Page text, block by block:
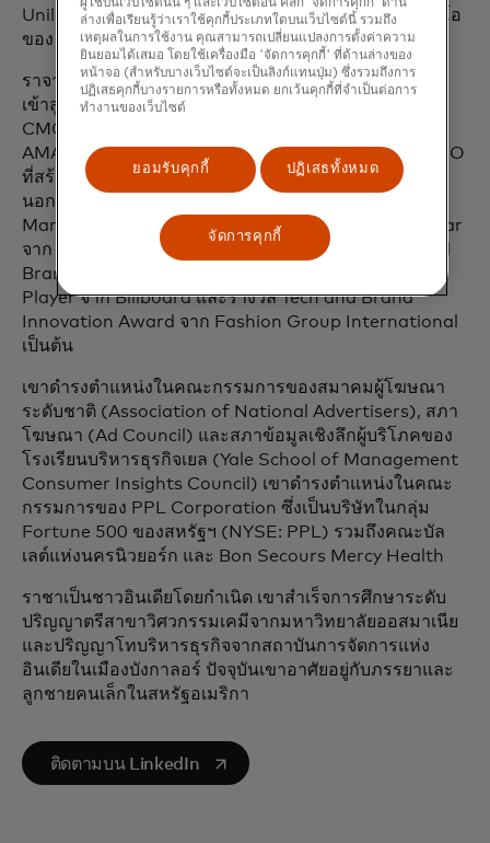
Unilever และ Citibank รวมถึงตำแหน่งประธานและซีอีโอ
ของ Diners Club North America
ราจาได้รับการยกย่องให้เป็นหนึ่งในผู้ที่ได้รับการบรรจุชื่อ
เข้าสู่หอเกียรติยศด้านการโฆษณาของ AAF, หอเกียรติยศ
CMO ของ Forbes และหอเกียรติยศด้านการตลาดของ
AMA นอกจากนี้เขายังได้รับการยอมรับว่าเป็นหนึ่งใน CMO
ที่สร้างสรรค์ที่สุดของ Business Insider ถึงเจ็ดครั้ง
นอกจากนี้ เขายังได้รับรางวัลมากมาย อาทิ WFA Global
Marketer of the Year, Advertising Person of the Year
จาก Ad Club of New York, Brand Genius และ Grand
Brand Genius จาก Adweek, Top Branding Power
Player จาก Billboard และรางวัล Tech and Brand
Innovation Award จาก Fashion Group International
เป็นต้น
เขาดำรงตำแหน่งในคณะกรรมการของสมาคมผู้โฆษณา
ระดับชาติ (Association of National Advertisers), สภา
โฆษณา (Ad Council) และสภาข้อมูลเชิงลึกผู้บริโภคของ
โรงเรียนบริหารธุรกิจเยล (Yale School of Management
Consumer Insights Council) เขาดำรงตำแหน่งในคณะ
กรรมการของ PPL Corporation ซึ่งเป็นบริษัทในกลุ่ม
Fortune 500 ของสหรัฐฯ (NYSE: PPL) รวมถึงคณะบัล
เลต์แห่งนครนิวยอร์ก และ Bon Secours Mercy Health
ราชาเป็นชาวอินเดียโดยกำเนิด เขาสำเร็จการศึกษาระดับ
ปริญญาตรีสาขาวิศวกรรมเคมีจากมหาวิทยาลัยออสมาเนีย
และปริญญาโทบริหารธุรกิจจากสถาบันการจัดการแห่ง
อินเดียในเมืองบังกาลอร์ ปัจจุบันเขาอาศัยอยู่กับภรรยาและ
ลูกชายคนเล็กในสหรัฐอเมริกา
ติดตามบน LinkedIn
opens in a new tab
ผู้ใช้บนเว็บไซต์นั้น ๆ และเว็บไซต์อื่น คลิก 'จัดการคุกกี้' ด้าน
ล่างเพื่อเรียนรู้ว่าเราใช้คุกกี้ประเภทใดบนเว็บไซต์นี้ รวมถึง
เหตุผลในการใช้งาน คุณสามารถเปลี่ยนแปลงการตั้งค่าความ
ยินยอมได้เสมอ โดยใช้เครื่องมือ 'จัดการคุกกี้' ที่ด้านล่างของ
หน้าจอ (สำหรับบางเว็บไซต์จะเป็นลิงก์แทนปุ่ม) ซึ่งรวมถึงการ
ปฏิเสธคุกกี้บางรายการหรือทั้งหมด ยกเว้นคุกกี้ที่จำเป็นต่อการ
ทำงานของเว็บไซต์
ยอมรับคุกกี้ ปฏิเสธทั้งหมด
จัดการคุกกี้